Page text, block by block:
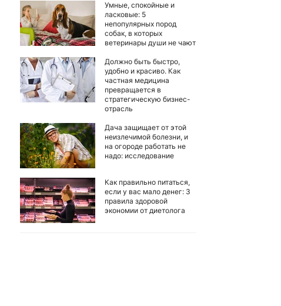
Умные, спокойные и
ласковые: 5
непопулярных пород
собак, в которых
ветеринары души не чают
Должно быть быстро,
удобно и красиво. Как
частная медицина
превращается в
стратегическую бизнес-
отрасль
Дача защищает от этой
неизлечимой болезни, и
на огороде работать не
надо: исследование
Как правильно питаться,
если у вас мало денег: 3
правила здоровой
экономии от диетолога